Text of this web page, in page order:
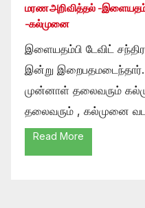
மரண அறிவித்தல் -
-கல்முனை
இளையதம்பி டேவிட்
இன்று
முன்னாள் தலைவரும்
தலைவரும் , கல்முனை
Read More